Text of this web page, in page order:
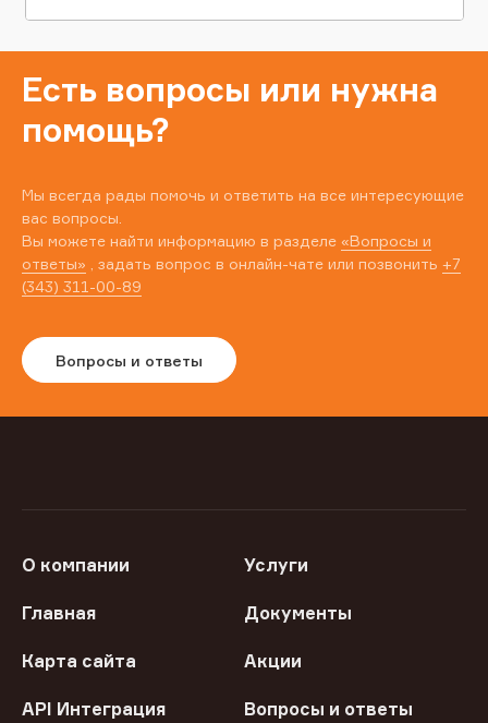
Есть вопросы или нужна
помощь?
Мы всегда рады помочь и ответить на все интересующие
вас вопросы.
Вы можете найти информацию в разделе «Вопросы и
ответы» , задать вопрос в онлайн-чате или позвонить +7
(343) 311-00-89
Вопросы и ответы
О компании Услуги
Главная Документы
Карта сайта Акции
API Интеграция Вопросы и ответы